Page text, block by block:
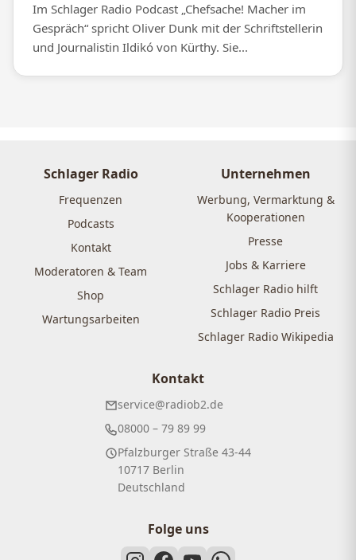
Im Schlager Radio Podcast „Chefsache! Macher im
Gespräch“ spricht Oliver Dunk mit der Schriftstellerin
und Journalistin Ildikó von Kürthy. Sie...
Schlager Radio
Frequenzen
Podcasts
Kontakt
Moderatoren & Team
Shop
Wartungsarbeiten
Unternehmen
Werbung, Vermarktung &
Kooperationen
Presse
Jobs & Karriere
Schlager Radio hilft
Schlager Radio Preis
Schlager Radio Wikipedia
Kontakt
service@radiob2.de
08000 – 79 89 99
Pfalzburger Straße 43-44
10717 Berlin
Deutschland
Folge uns